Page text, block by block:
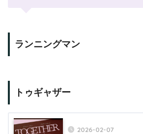
ランニングマン
トゥギャザー
2026-02-07